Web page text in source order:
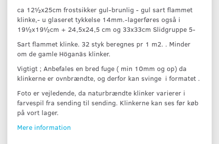
ca 12½x25cm frostsikker gul-brunlig - gul sart flammet
klinke,- u glaseret tykkelse 14mm.-lagerføres også i
19½x19½cm + 24,5x24,5 cm og 33x33cm Slidgruppe 5-
Sart flammet klinke. 32 styk beregnes pr 1 m2. . Minder
om de gamle Höganäs klinker.
Vigtigt ; Anbefales en bred fuge ( min 10mm og op) da
klinkerne er ovnbrændte, og derfor kan svinge i formatet .
Foto er vejledende, da naturbrændte klinker varierer i
farvespil fra sending til sending. Klinkerne kan ses før køb
på vort lager.
Mere information